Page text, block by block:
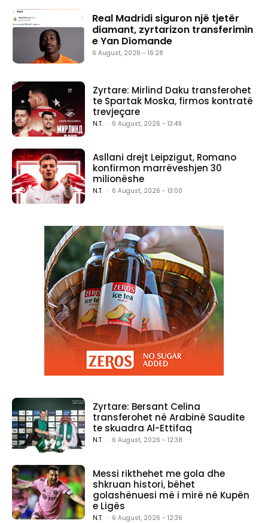
Real Madridi siguron një tjetër
diamant, zyrtarizon transferimin
e Yan Diomande
6 August, 2026 - 16:28
Zyrtare: Mirlind Daku transferohet
te Spartak Moska, firmos kontratë
trevjeçare
N.T. - 6 August, 2026 - 13:49
Asllani drejt Leipzigut, Romano
konfirmon marrëveshjen 30
milionëshe
N.T. - 6 August, 2026 - 13:00
Zyrtare: Bersant Celina
transferohet në Arabinë Saudite
te skuadra Al-Ettifaq
N.T. - 6 August, 2026 - 12:38
Messi rikthehet me gola dhe
shkruan histori, bëhet
golashënuesi më i mirë në Kupën
e Ligës
N.T. - 6 August, 2026 - 12:36